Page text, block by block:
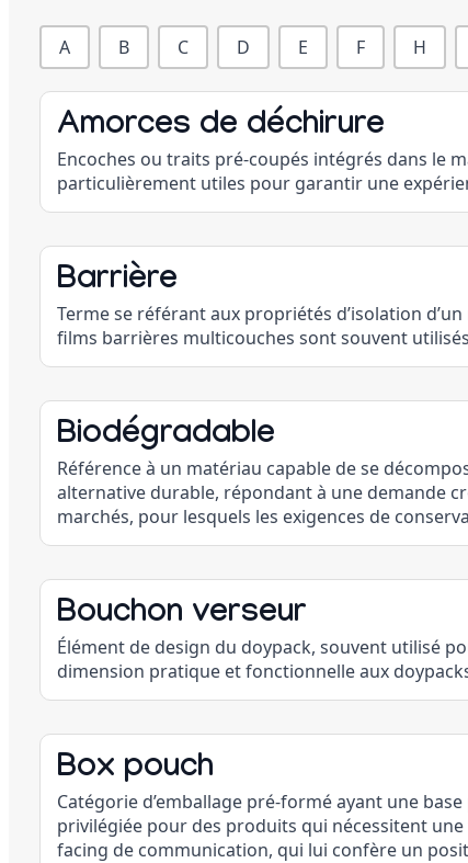
ILUCID
-
DICTIONNAIRE
A B C D E F H
Amorces de déchirure
Encoches ou traits pré-coupés intégrés dans le
particulièrement utiles pour garantir une
Barrière
Terme se référant aux propriétés d’isolation
films barrières multicouches sont souvent
Biodégradable
Référence à un matériau capable de se
alternative durable, répondant à une demande
marchés, pour lesquels les exigences de
Bouchon verseur
Élément de design du doypack, souvent utilisé
dimension pratique et fonctionnelle aux
Box pouch
Catégorie d’emballage pré-formé ayant une
privilégiée pour des produits qui nécessitent
facing de communication, qui lui confère un